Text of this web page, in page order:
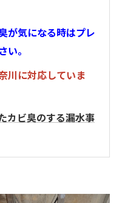
が気になる時はプレ
。
川に対応していま
カビ臭のする漏水事